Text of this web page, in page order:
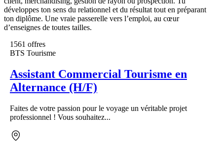
développes ton sens du relationnel et du résultat tout en préparant
ton diplôme. Une vraie passerelle vers l’emploi, au cœur
d’enseignes de toutes tailles.
1561 offres
BTS Tourisme
Assistant Commercial Tourisme en
Alternance (H/F)
Faites de votre passion pour le voyage un véritable projet
professionnel ! Vous souhaitez...